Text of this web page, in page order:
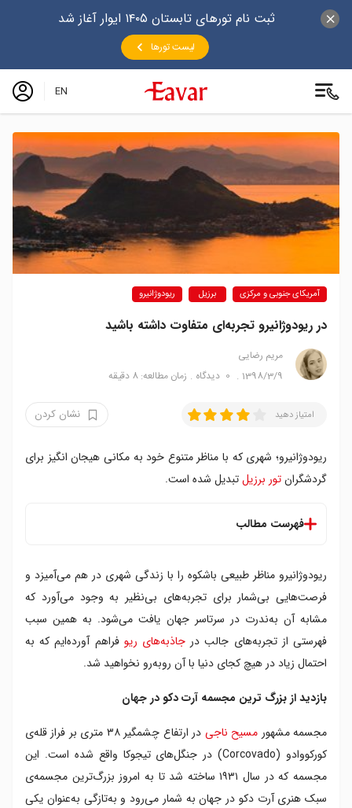
ثبت نام تورهای تابستان ۱۴۰۵ ایوار آغاز شد
لیست تورها
EN
آمریکای جنوبی و مرکزی برزیل ریودوژانیرو
در ریودوژانیرو تجربه‌ای متفاوت داشته باشید
مریم رضایی
1398/3/9
0 دیدگاه زمان مطالعه: 8 دقیقه
امتیاز دهید نشان کردن
ریودوژانیرو؛ شهری که با مناظر متنوع خود به مکانی هیجان انگیز برای
گردشگرانتور برزیلتبدیل شده است.
فهرست مطالب
بازدید از بزرگ ترین جنگل شهری جهان
تله کابین سواری بر فراز قله سنگی در اقیانوس
رستوران الهام بخش آهنگ گاروتا جیپانیما
زادگاه موسیقی سامبا
بازدید از بزرگ ترین استادیوم فوتبال در برزیل
تماشای غروب دل انگیز ریو
بازدید از فاولا
تنوع اعجاب انگیز ریو
صعود بر قله ۸۴۰ متری
کاوش یک هتل متروک در میان جنگل
بازدید از شهربازی متروک
ریودوژانیرو مناظر طبیعی باشکوه را با زندگی شهری در هم می‌آمیزد و
فرصت‌هایی بی‌شمار برای تجربه‌های بی‌نظیر به وجود می‌آورد که
مشابه آن به‌ندرت در سرتاسر جهان یافت می‌شود. به همین سبب
فهرستی از تجربه‌های جالب در جاذبه‌های ریو فراهم آورده‌ایم که به‌
احتمال‌ زیاد در هیچ کجای دنیا با آن روبه‌رو نخواهید شد.
بازدید از بزرگ ترین مجسمه آرت دکو در جهان
مجسمه مشهور مسیح ناجی
در ارتفاع چشمگیر ۳۸ متری بر فراز قله‌ی
کورکووادو (Corcovado) در جنگل‌های تیجوکا واقع شده است. این
مجسمه که در سال ۱۹۳۱ ساخته شد تا به امروز بزرگ‌ترین مجسمه‌ی
سبک هنری آرت دکو در جهان به شمار می‌رود و به‌تازگی به‌عنوان یکی